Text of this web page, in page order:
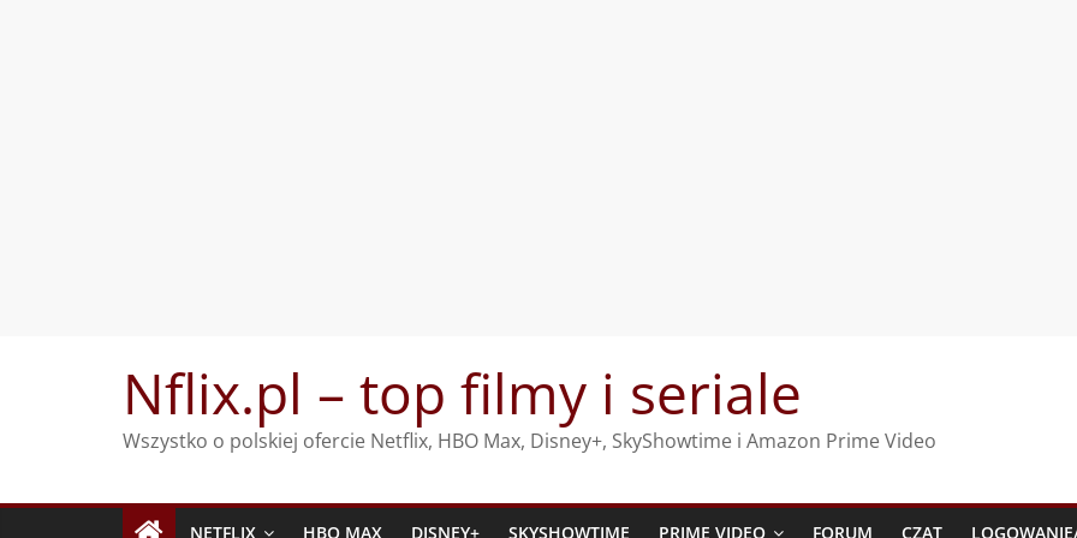
Nflix.pl – top filmy i seriale
Wszystko o polskiej ofercie Netflix, HBO Max, Disney+, SkyShowtime i Amazon Prime Video
NETFLIX HBO MAX DISNEY+ SKYSHOWTIME PRIME VIDEO FORUM CZAT